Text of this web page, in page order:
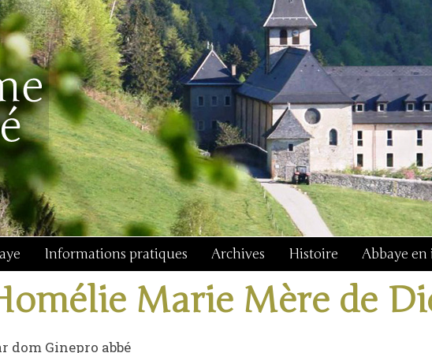
Informations pratiques Archives Histoire Abbaye en
Marie Mère de
dom Ginepro abbé